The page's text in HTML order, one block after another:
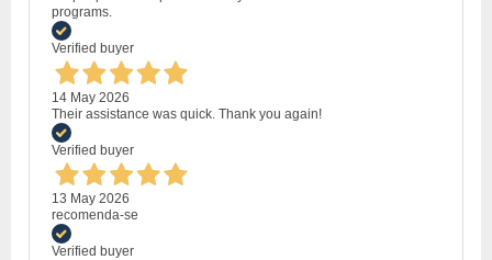
programs.
Verified buyer
14 May 2026
Their assistance was quick. Thank you again!
Verified buyer
13 May 2026
recomenda-se
Verified buyer